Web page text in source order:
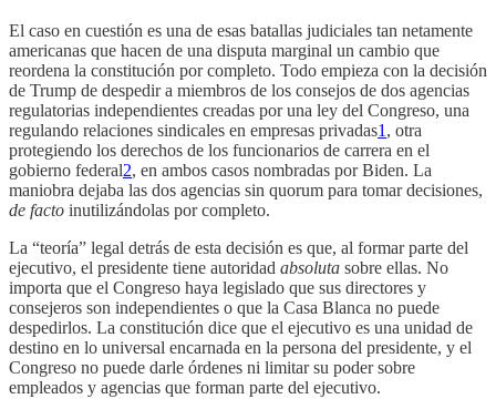
El caso en cuestión es una de esas batallas judiciales tan netamente
americanas que hacen de una disputa marginal un cambio que
reordena la constitución por completo. Todo empieza con la decisión
de Trump de despedir a miembros de los consejos de dos agencias
regulatorias independientes creadas por una ley del Congreso, una
regulando relaciones sindicales en empresas privadas1 , otra
protegiendo los derechos de los funcionarios de carrera en el
gobierno federal2, en ambos casos nombradas por Biden. La
maniobra dejaba las dos agencias sin quorum para tomar decisiones,
de facto inutilizándolas por completo.
La “teoría” legal detrás de esta decisión es que, al formar parte del
ejecutivo, el presidente tiene autoridad absoluta sobre ellas. No
importa que el Congreso haya legislado que sus directores y
consejeros son independientes o que la Casa Blanca no puede
despedirlos. La constitución dice que el ejecutivo es una unidad de
destino en lo universal encarnada en la persona del presidente, y el
Congreso no puede darle órdenes ni limitar su poder sobre
empleados y agencias que forman parte del ejecutivo.